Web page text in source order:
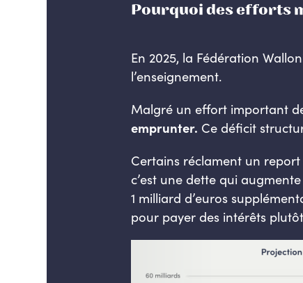
Pourquoi des efforts
En 2025, la Fédération
l’enseignement.
Malgré un effort important
emprunter. Ce déficit
Certains réclament un
c’est une dette qui
1 milliard d’euros
pour payer des intérêts